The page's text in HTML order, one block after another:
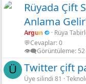
Rüyada Çift
Anlama
Argun
Rüya
💬Cevaplar 0
👁️‍🗨️Görüntüleme 52
Ü Twitter çift
Üye silindi 81